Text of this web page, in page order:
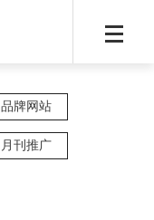
品牌网站
月刊推广